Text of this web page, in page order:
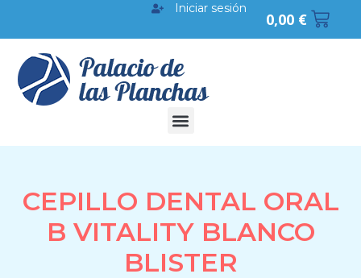
0,00 €
Iniciar sesión
CEPILLO DENTAL ORAL
B VITALITY BLANCO
BLISTER